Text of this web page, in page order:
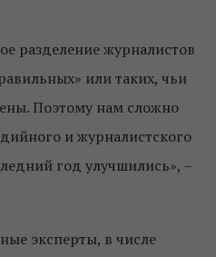
разделение журналистов
или таких, чьи
Поэтому нам сложно
и журналистского
год улучшились», –
эксперты, в числе